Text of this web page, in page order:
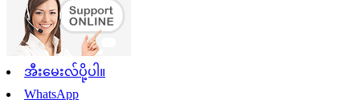
အီးမေးလ်ပို့ပါ။
WhatsApp